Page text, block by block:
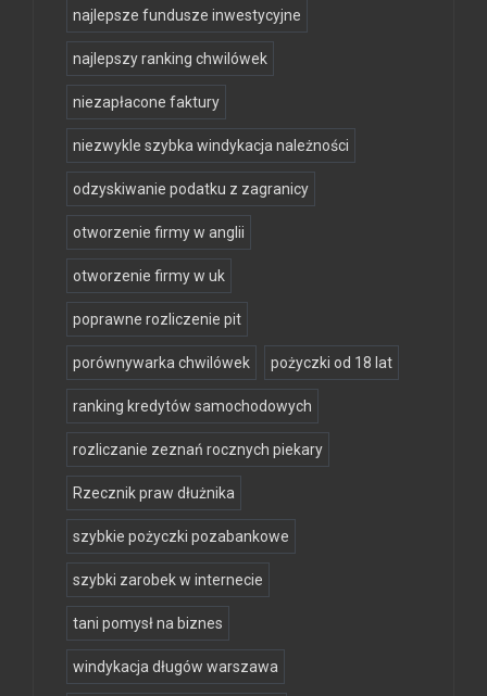
najlepsze fundusze inwestycyjne
najlepszy ranking chwilówek
niezapłacone faktury
niezwykle szybka windykacja należności
odzyskiwanie podatku z zagranicy
otworzenie firmy w anglii
otworzenie firmy w uk
poprawne rozliczenie pit
porównywarka chwilówek pożyczki od 18 lat
ranking kredytów samochodowych
rozliczanie zeznań rocznych piekary
Rzecznik praw dłużnika
szybkie pożyczki pozabankowe
szybki zarobek w internecie
tani pomysł na biznes
windykacja długów warszawa